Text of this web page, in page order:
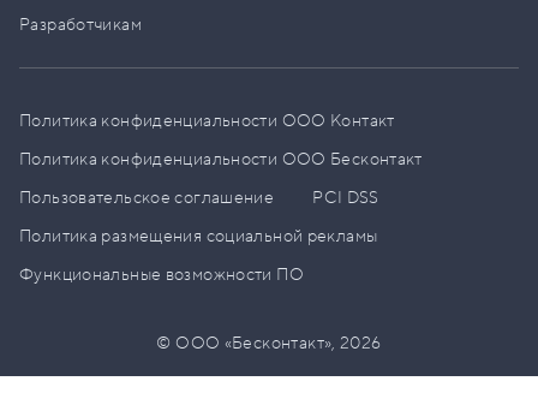
Разработчикам
Политика конфиденциальности ООО Контакт
Политика конфиденциальности ООО Бесконтакт
Пользовательское соглашение
PCI DSS
Политика размещения социальной рекламы
Функциональные возможности ПО
© ООО «Бесконтакт»,2026